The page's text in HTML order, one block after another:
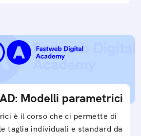
Modelli parametrici
è il corso che ci permette di
taglia individuali e standard da